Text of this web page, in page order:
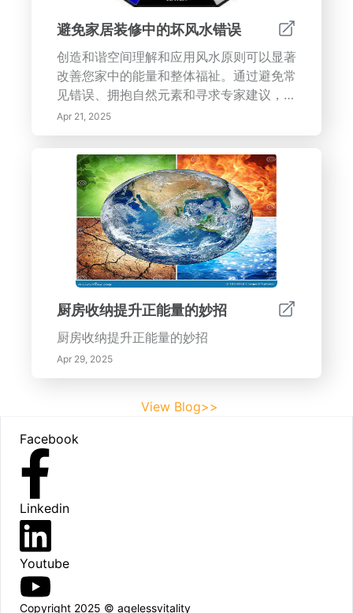
避免家居装修中的坏风水错误
创造和谐空间理解和应用风水原则可以显著
改善您家中的能量和整体福祉。通过避免常
见错误、拥抱自然元素和寻求专家建议，您
可以创造一个支持您生活方式的宁静和积极
的环境。带着自信开始您的家居装修之旅，
您将创造出一个散发和谐与良好能量的空
间！
Apr 21, 2025
厨房收纳提升正能量的妙招
厨房收纳提升正能量的妙招
Apr 29, 2025
View Blog>>
Facebook
Linkedin
Youtube
Copyright 2025 © agelessvitality